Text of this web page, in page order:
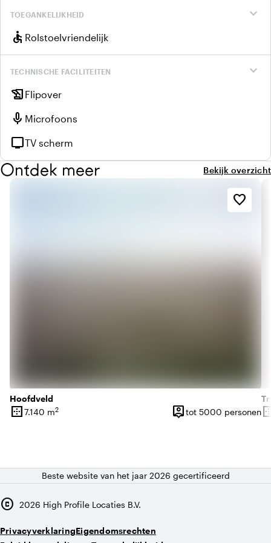
expand_more
TOEGANKELIJKHEID
accessible Rolstoelvriendelijk
expand_more
TECHNISCHE FACILITEITEN
history_edu Flipover
mic Microfoons
tvTV scherm
Ontdek meer Bekijk overzicht
Hoofdveld
border_outer
Oppervlakte
7.140 m2 person_pin
Capaciteit
tot 5000 personen
favorite_border
Beste website van het jaar 2026 gecertificeerd
copyright 2026 High Profile Locaties B.V.
PrivacyverklaringEigendomsrechten